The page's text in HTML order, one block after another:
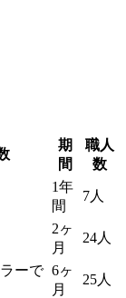
期
間
職人
数
1年
間
7人
2ヶ
月
24人
ーで 6ヶ
月
25人